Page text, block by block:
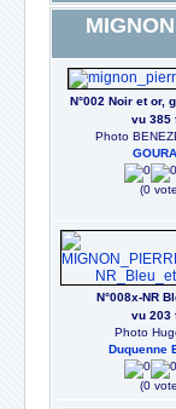
N°002 Noir et or,
vu 385
Photo
(0
N°008x-NR
vu 203
Photo
Duquenne
(0